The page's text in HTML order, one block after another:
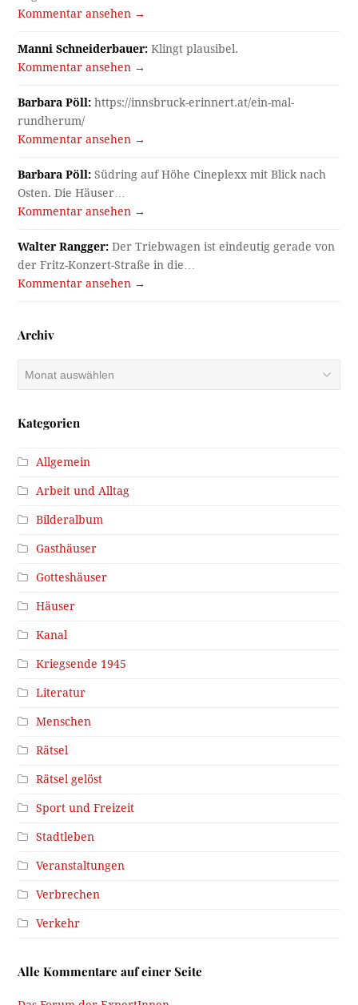
Kommentar ansehen →
Manni Schneiderbauer: Klingt plausibel.
Kommentar ansehen →
Barbara Pöll: https://innsbruck-erinnert.at/ein-mal-
rundherum/
Kommentar ansehen →
Barbara Pöll: Südring auf Höhe Cineplexx mit Blick nach
Osten. Die Häuser…
Kommentar ansehen →
Walter Rangger: Der Triebwagen ist eindeutig gerade von
der Fritz-Konzert-Straße in die…
Kommentar ansehen →
Archiv
Archiv
Kategorien
Allgemein
Arbeit und Alltag
Bilderalbum
Gasthäuser
Gotteshäuser
Häuser
Kanal
Kriegsende 1945
Literatur
Menschen
Rätsel
Rätsel gelöst
Sport und Freizeit
Stadtleben
Veranstaltungen
Verbrechen
Verkehr
Alle Kommentare auf einer Seite